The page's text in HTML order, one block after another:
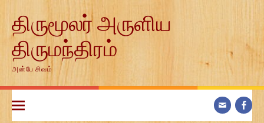
contentதிருமூலர் அருளிய
திருமந்திரம்
அன்பே சிவம்